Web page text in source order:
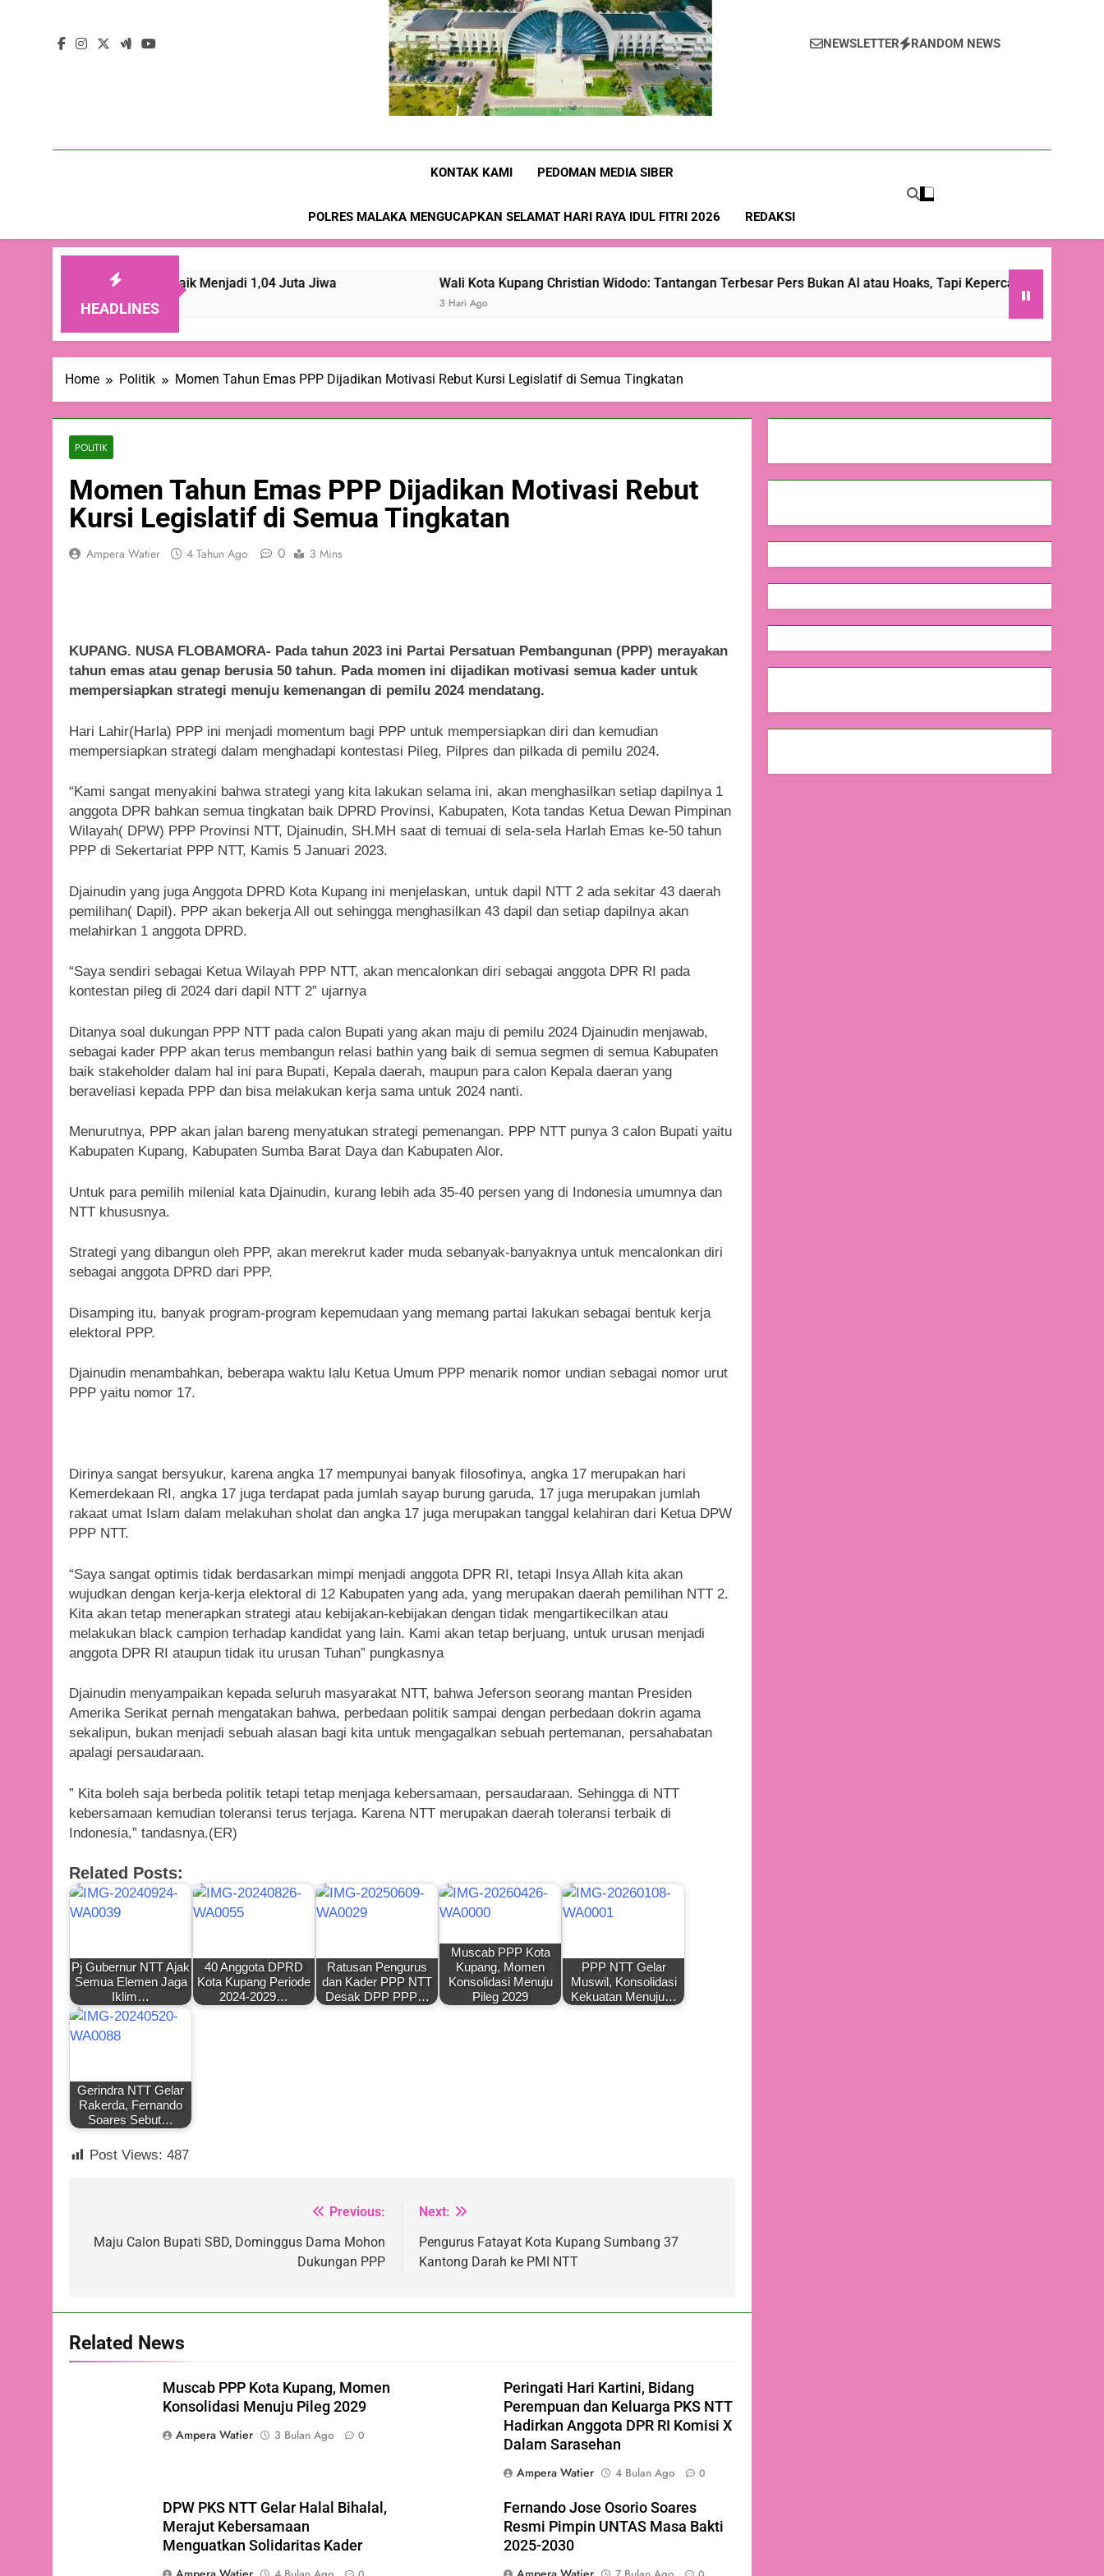
Wali Kota Kupang Christian Widodo: Tantangan Terbesar Pers Bukan Al atau
Nusa-Flobamora.com
NEWSLETTER RANDOM NEWS
KONTAK KAMI PEDOMAN MEDIA SIBER
POLRES MALAKA MENGUCAPKAN SELAMAT HARI RAYA IDUL FITRI 2026 REDAKSI
HEADLINES
di NTT Naik Menjadi 1,04 Juta Jiwa Wali Kota Kupang Christian Widodo: Tantangan Terbesar Pers Bukan Al atau Hoaks, Tapi Kepercayaan Publik
Home Politik Momen Tahun Emas PPP Dijadikan Motivasi Rebut Kursi Legislatif di Semua Tingkatan
POLITIK
Momen Tahun Emas PPP Dijadikan Motivasi Rebut
Kursi Legislatif di Semua Tingkatan
Ampera Watier 4 Tahun Ago 0 3 Mins
KUPANG. NUSA FLOBAMORA- Pada tahun 2023 ini Partai Persatuan Pembangunan (PPP) merayakan
tahun emas atau genap berusia 50 tahun. Pada momen ini dijadikan motivasi semua kader untuk
mempersiapkan strategi menuju kemenangan di pemilu 2024 mendatang.
Hari Lahir(Harla) PPP ini menjadi momentum bagi PPP untuk mempersiapkan diri dan kemudian
mempersiapkan strategi dalam menghadapi kontestasi Pileg, Pilpres dan pilkada di pemilu 2024.
“Kami sangat menyakini bahwa strategi yang kita lakukan selama ini, akan menghasilkan setiap dapilnya 1
anggota DPR bahkan semua tingkatan baik DPRD Provinsi, Kabupaten, Kota tandas Ketua Dewan Pimpinan
Wilayah( DPW) PPP Provinsi NTT, Djainudin, SH.MH saat di temuai di sela-sela Harlah Emas ke-50 tahun
PPP di Sekertariat PPP NTT, Kamis 5 Januari 2023.
Djainudin yang juga Anggota DPRD Kota Kupang ini menjelaskan, untuk dapil NTT 2 ada sekitar 43 daerah
pemilihan( Dapil). PPP akan bekerja All out sehingga menghasilkan 43 dapil dan setiap dapilnya akan
melahirkan 1 anggota DPRD.
“Saya sendiri sebagai Ketua Wilayah PPP NTT, akan mencalonkan diri sebagai anggota DPR RI pada
kontestan pileg di 2024 dari dapil NTT 2” ujarnya
Ditanya soal dukungan PPP NTT pada calon Bupati yang akan maju di pemilu 2024 Djainudin menjawab,
sebagai kader PPP akan terus membangun relasi bathin yang baik di semua segmen di semua Kabupaten
baik stakeholder dalam hal ini para Bupati, Kepala daerah, maupun para calon Kepala daeran yang
beraveliasi kepada PPP dan bisa melakukan kerja sama untuk 2024 nanti.
Menurutnya, PPP akan jalan bareng menyatukan strategi pemenangan. PPP NTT punya 3 calon Bupati yaitu
Kabupaten Kupang, Kabupaten Sumba Barat Daya dan Kabupaten Alor.
Untuk para pemilih milenial kata Djainudin, kurang lebih ada 35-40 persen yang di Indonesia umumnya dan
NTT khususnya.
Strategi yang dibangun oleh PPP, akan merekrut kader muda sebanyak-banyaknya untuk mencalonkan diri
sebagai anggota DPRD dari PPP.
Disamping itu, banyak program-program kepemudaan yang memang partai lakukan sebagai bentuk kerja
elektoral PPP.
Djainudin menambahkan, beberapa waktu lalu Ketua Umum PPP menarik nomor undian sebagai nomor urut
PPP yaitu nomor 17.
Dirinya sangat bersyukur, karena angka 17 mempunyai banyak filosofinya, angka 17 merupakan hari
Kemerdekaan RI, angka 17 juga terdapat pada jumlah sayap burung garuda, 17 juga merupakan jumlah
rakaat umat Islam dalam melakuhan sholat dan angka 17 juga merupakan tanggal kelahiran dari Ketua DPW
PPP NTT.
“Saya sangat optimis tidak berdasarkan mimpi menjadi anggota DPR RI, tetapi Insya Allah kita akan
wujudkan dengan kerja-kerja elektoral di 12 Kabupaten yang ada, yang merupakan daerah pemilihan NTT 2.
Kita akan tetap menerapkan strategi atau kebijakan-kebijakan dengan tidak mengartikecilkan atau
melakukan black campion terhadap kandidat yang lain. Kami akan tetap berjuang, untuk urusan menjadi
anggota DPR RI ataupun tidak itu urusan Tuhan” pungkasnya
Djainudin menyampaikan kepada seluruh masyarakat NTT, bahwa Jeferson seorang mantan Presiden
Amerika Serikat pernah mengatakan bahwa, perbedaan politik sampai dengan perbedaan dokrin agama
sekalipun, bukan menjadi sebuah alasan bagi kita untuk mengagalkan sebuah pertemanan, persahabatan
apalagi persaudaraan.
” Kita boleh saja berbeda politik tetapi tetap menjaga kebersamaan, persaudaraan. Sehingga di NTT
kebersamaan kemudian toleransi terus terjaga. Karena NTT merupakan daerah toleransi terbaik di
Indonesia,” tandasnya.(ER)
Related Posts:
Pj Gubernur NTT Ajak
Semua Elemen Jaga
Iklim…
40 Anggota DPRD
Kota Kupang Periode
2024-2029…
Ratusan Pengurus
dan Kader PPP NTT
Desak DPP PPP…
Muscab PPP Kota
Kupang, Momen
Konsolidasi Menuju
Pileg 2029
PPP NTT Gelar
Muswil, Konsolidasi
Kekuatan Menuju…
Gerindra NTT Gelar
Rakerda, Fernando
Soares Sebut…
Post Views: 487
pos
Previous:
Maju Calon Bupati SBD, Dominggus Dama Mohon
Dukungan PPP
Next:
Pengurus Fatayat Kota Kupang Sumbang 37
Kantong Darah ke PMI NTT
Related News
Muscab PPP Kota Kupang, Momen
Konsolidasi Menuju Pileg 2029
Ampera Watier
3 Bulan Ago 0
Peringati Hari Kartini, Bidang
Perempuan dan Keluarga PKS NTT
Hadirkan Anggota DPR RI Komisi X
Dalam Sarasehan
Ampera Watier
4 Bulan Ago 0
DPW PKS NTT Gelar Halal Bihalal,
Merajut Kebersamaan
Menguatkan Solidaritas Kader
Fernando Jose Osorio Soares
Resmi Pimpin UNTAS Masa Bakti
2025-2030